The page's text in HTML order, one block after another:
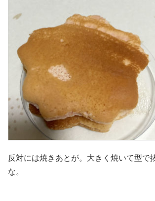
反対には焼きあとが。大きく焼いて型で
な。